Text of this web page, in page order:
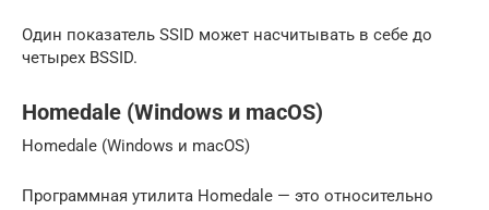
Один показатель SSID может насчитывать в себе до
четырех BSSID.
Homedale (Windows и macOS)
Homedale (Windows и macOS)
Программная утилита Homedale — это относительно